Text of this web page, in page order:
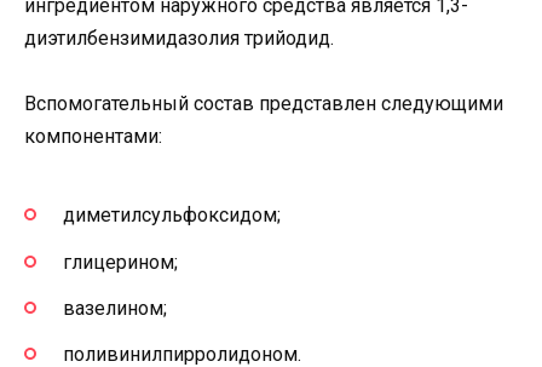
ингредиентом наружного средства является 1,3-
диэтилбензимидазолия трийодид.
Вспомогательный состав представлен следующими
компонентами:
диметилсульфоксидом;
глицерином;
вазелином;
поливинилпирролидоном.